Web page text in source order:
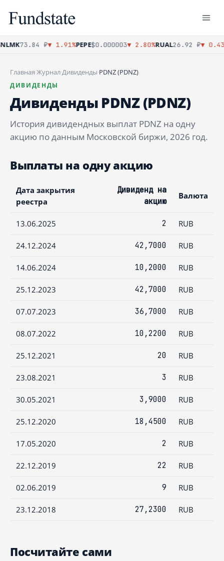
73.84 ₽▼ 1.91%PEPE$0.000003▼ 2.80%RUAL26.92 ₽▼
Главная·Журнал·Дивиденды·PDNZ (PDNZ)
ДИВИДЕНДЫ
Дивиденды PDNZ (PDNZ)
История дивидендных выплат PDNZ на одну
акцию по данным Московской биржи, 2026 год.
Выплаты на одну акцию
Дата закрытия
реестра
Дивиденд на
акцию
Валюта
13.06.2025 2 RUB
24.12.2024 42,7000 RUB
14.06.2024 10,2000 RUB
25.12.2023 42,7000 RUB
07.07.2023 36,7000 RUB
08.07.2022 10,2200 RUB
25.12.2021 20 RUB
23.08.2021 3 RUB
30.05.2021 3,9000 RUB
25.12.2020 18,4500 RUB
17.05.2020 2 RUB
22.12.2019 22 RUB
02.06.2019 9 RUB
23.12.2018 27,2300 RUB
Посчитайте сами